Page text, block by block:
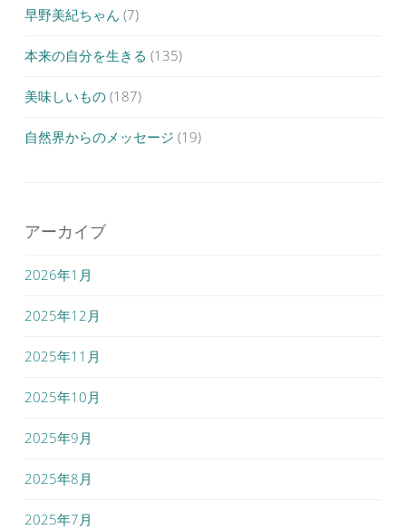
早野美紀ちゃん (7)
本来の自分を生きる (135)
美味しいもの (187)
自然界からのメッセージ (19)
アーカイブ
2026年1月
2025年12月
2025年11月
2025年10月
2025年9月
2025年8月
2025年7月